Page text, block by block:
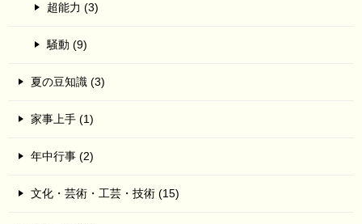
超能力 (3)
騒動 (9)
夏の豆知識 (3)
家事上手 (1)
年中行事 (2)
文化・芸術・工芸・技術 (15)